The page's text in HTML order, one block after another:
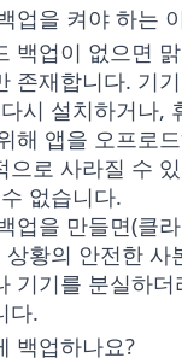
업을 켜야 하는
백업이 없으면
존재합니다. 기
시 설치하거나,
해 앱을 오프로
으로 사라질 수
없습니다.
업을 만들면(클
상황의 안전한 사
기기를 분실하
다.
백업하나요?